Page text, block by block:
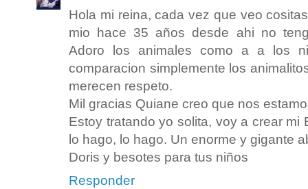
Hola mi reina, cada vez que veo
mio hace 35 años desde ahi no
Adoro los animales como a a los
comparacion simplemente los
merecen respeto.
Mil gracias Quiane creo que nos
Estoy tratando yo solita, voy a crear
lo hago, lo hago. Un enorme y gigante
Doris y besotes para tus niños
Responder